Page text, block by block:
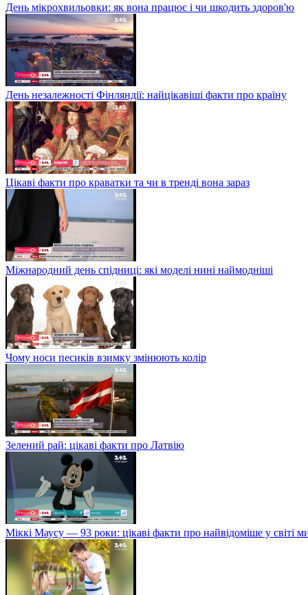
День мікрохвильовки: як вона працює і чи шкодить здоров'ю
День незалежності Фінляндії: найцікавіші факти про країну
Цікаві факти про краватки та чи в тренді вона зараз
Міжнародний день спідниці: які моделі нині наймодніші
Чому носи песиків взимку змінюють колір
Зелений рай: цікаві факти про Латвію
Міккі Маусу — 93 роки: цікаві факти про найвідоміше у світі